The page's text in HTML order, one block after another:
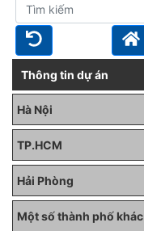
Thông tin dự án
Hà Nội
TP.HCM
Hải Phòng
Một số thành phố khác